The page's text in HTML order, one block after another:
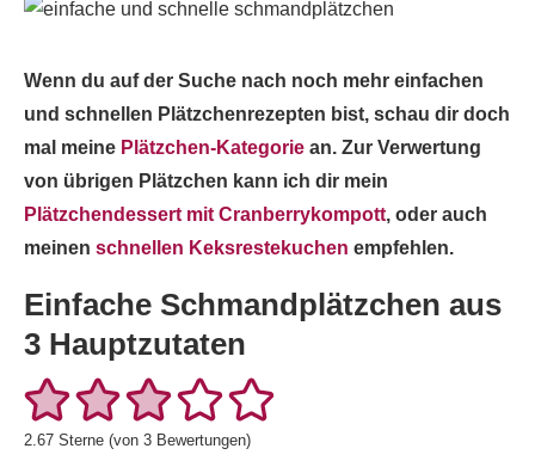
Wenn du auf der Suche nach noch mehr einfachen
und schnellen Plätzchenrezepten bist, schau dir doch
mal meine Plätzchen-Kategorie an. Zur Verwertung
von übrigen Plätzchen kann ich dir mein
Plätzchendessert mit Cranberrykompott, oder auch
meinen schnellen Keksrestekuchen empfehlen.
Einfache Schmandplätzchen aus
3 Hauptzutaten
2.67 Sterne (von 3 Bewertungen)